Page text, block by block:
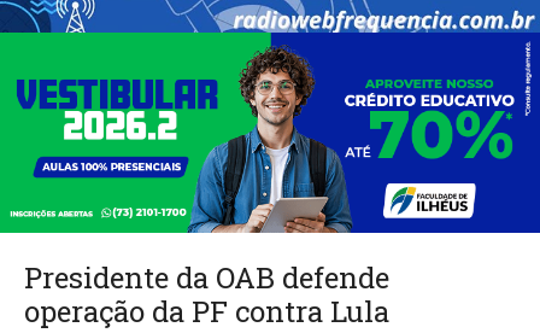
Presidente da OAB defende
operação da PF contra Lula